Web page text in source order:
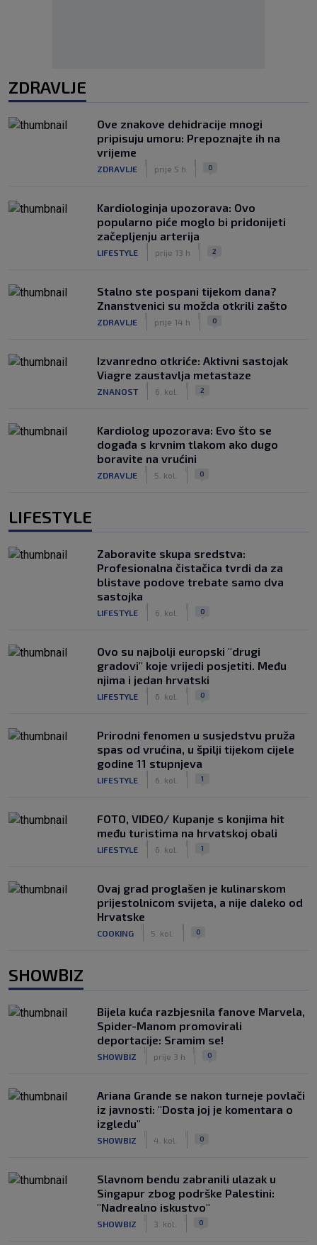
ZDRAVLJE
Ove znakove dehidracije mnogi
pripisuju umoru: Prepoznajte ih na
vrijeme
ZDRAVLJE prije 5 h 0
Kardiologinja upozorava: Ovo
popularno piće moglo bi pridonijeti
začepljenju arterija
LIFESTYLE prije 13 h 2
Stalno ste pospani tijekom dana?
Znanstvenici su možda otkrili zašto
ZDRAVLJE prije 14 h 0
Izvanredno otkriće: Aktivni sastojak
Viagre zaustavlja metastaze
ZNANOST 6. kol. 2
Kardiolog upozorava: Evo što se
događa s krvnim tlakom ako dugo
boravite na vrućini
ZDRAVLJE 5. kol. 0
LIFESTYLE
Zaboravite skupa sredstva:
Profesionalna čistačica tvrdi da za
blistave podove trebate samo dva
sastojka
LIFESTYLE 6. kol. 0
Ovo su najbolji europski "drugi
gradovi" koje vrijedi posjetiti. Među
njima i jedan hrvatski
LIFESTYLE 6. kol. 0
Prirodni fenomen u susjedstvu pruža
spas od vrućina, u špilji tijekom cijele
godine 11 stupnjeva
LIFESTYLE 6. kol. 1
FOTO, VIDEO/ Kupanje s konjima hit
među turistima na hrvatskoj obali
LIFESTYLE 6. kol. 1
Ovaj grad proglašen je kulinarskom
prijestolnicom svijeta, a nije daleko od
Hrvatske
COOKING 5. kol. 0
SHOWBIZ
Bijela kuća razbjesnila fanove Marvela,
Spider-Manom promovirali
deportacije: Sramim se!
SHOWBIZ prije 3 h 0
Ariana Grande se nakon turneje povlači
iz javnosti: "Dosta joj je komentara o
izgledu"
SHOWBIZ 4. kol. 0
Slavnom bendu zabranili ulazak u
Singapur zbog podrške Palestini:
"Nadrealno iskustvo"
SHOWBIZ 3. kol. 0